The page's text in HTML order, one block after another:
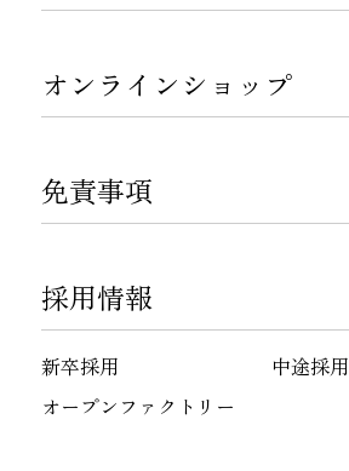
オンラインショップ
免責事項
採用情報
新卒採用
中途採用
オープンファクトリー